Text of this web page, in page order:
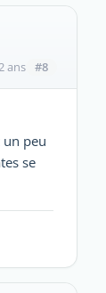
ans #8
peu
se